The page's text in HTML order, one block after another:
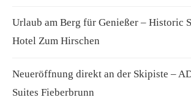
Urlaub am Berg für Genießer – Historic
Hotel Zum Hirschen
Neueröffnung direkt an der Skipiste –
Suites Fieberbrunn